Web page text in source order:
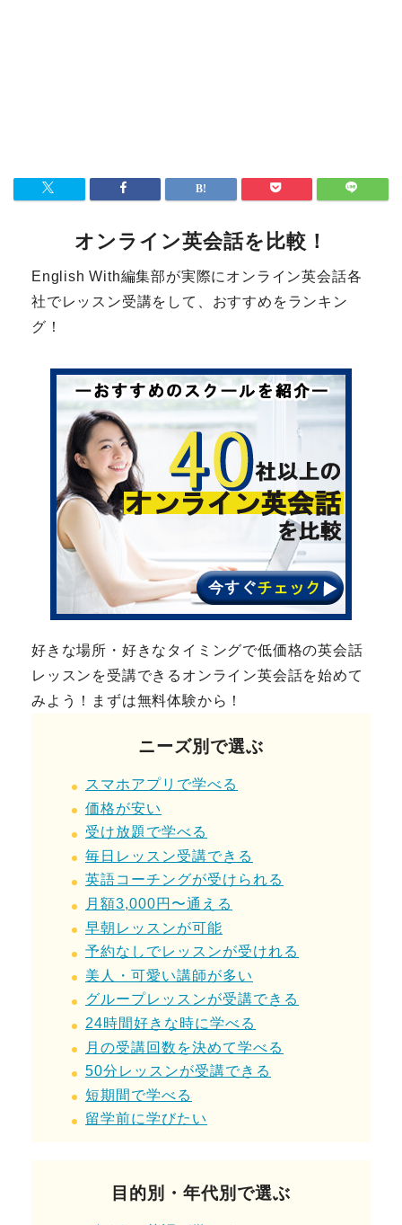
オンライン英会話を比較！
English With編集部が実際にオンライン英会話各
社でレッスン受講をして、おすすめをランキン
グ！
好きな場所・好きなタイミングで低価格の英会話
レッスンを受講できるオンライン英会話を始めて
みよう！まずは無料体験から！
ニーズ別で選ぶ
スマホアプリで学べる
価格が安い
受け放題で学べる
毎日レッスン受講できる
英語コーチングが受けられる
月額3,000円〜通える
早朝レッスンが可能
予約なしでレッスンが受けれる
美人・可愛い講師が多い
グループレッスンが受講できる
24時間好きな時に学べる
月の受講回数を決めて学べる
50分レッスンが受講できる
短期間で学べる
留学前に学びたい
目的別・年代別で選ぶ